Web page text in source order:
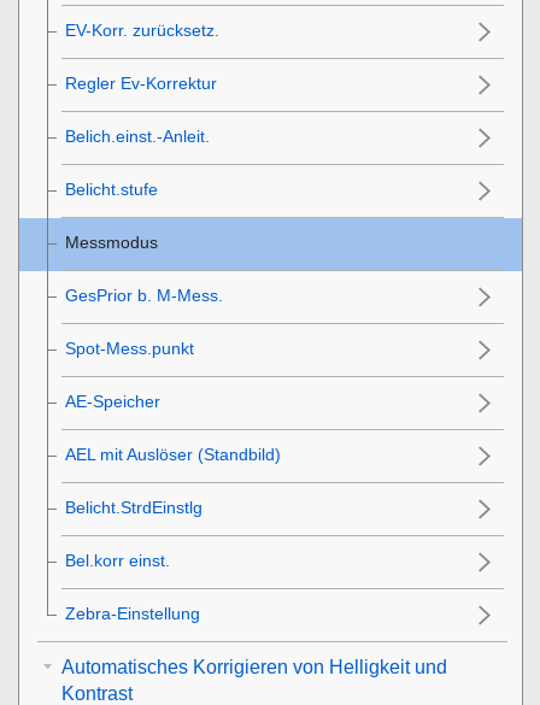
EV-Korr. zurücksetz.
Regler Ev-Korrektur
Belich.einst.-Anleit.
Belicht.stufe
Messmodus
GesPrior b. M-Mess.
Spot-Mess.punkt
AE-Speicher
AEL mit Auslöser (Standbild)
Belicht.StrdEinstlg
Bel.korr einst.
Zebra-Einstellung
Automatisches Korrigieren von Helligkeit und
Kontrast